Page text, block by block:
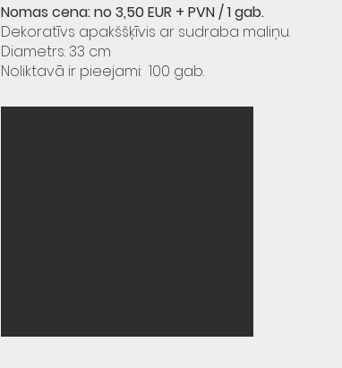
Nomas cena: no 3,50 EUR + PVN / 1 gab.
Dekoratīvs apakššķīvis ar sudraba maliņu.
Diametrs: 33 cm
Noliktavā ir pieejami: 100 gab.